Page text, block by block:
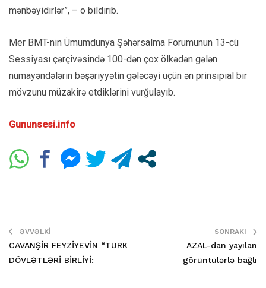
mənbəyidirlər”, – o bildirib.
Mer BMT-nin Ümumdünya Şəhərsalma Forumunun 13-cü
Sessiyası çərçivəsində 100-dən çox ölkədən gələn
nümayəndələrin bəşəriyyətin gələcəyi üçün ən prinsipial bir
mövzunu müzakirə etdiklərini vurğulayıb.
Gununsesi.info
ƏVVƏLKI
CAVANŞİR FEYZİYEVİN “TÜRK
DÖVLƏTLƏRİ BİRLİYİ:
SONRAKI
AZAL-dan yayılan
görüntülərlə bağlı